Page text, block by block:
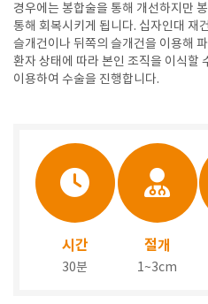
경우에는 봉합술을 통해 개선하지만
통해 회복시키게 됩니다. 십자인대 재
슬개건이나 뒤쪽의 슬개건을 이용해
환자 상태에 따라 본인 조직을 이식할
이용하여 수술을 진행합니다.
시간
30분
절개
1~3cm